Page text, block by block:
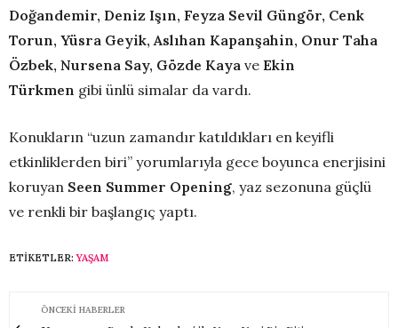
Doğandemir, Deniz Işın, Feyza Sevil Güngör, Cenk
Torun, Yüsra Geyik, Aslıhan Kapanşahin, Onur Taha
Özbek, Nursena Say, Gözde Kaya ve Ekin
Türkmen gibi ünlü simalar da vardı.
Konukların “uzun zamandır katıldıkları en keyifli
etkinliklerden biri” yorumlarıyla gece boyunca enerjisini
koruyan Seen Summer Opening, yaz sezonuna güçlü
ve renkli bir başlangıç yaptı.
ETIKETLER:YAŞAM
ÖNCEKI HABERLER